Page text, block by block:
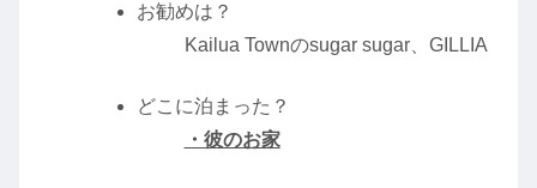
お勧めは？
Kailua Townのsugar sugar、GILLIA
どこに泊まった？
・彼のお家